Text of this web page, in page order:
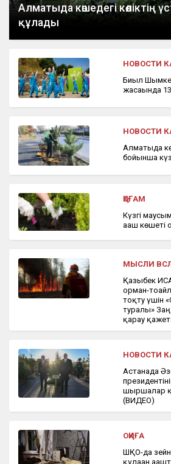
Алматыда көшедегі көліктің
құлады
НОВОСТИ
Биыл
жасағында
НОВОСТИ
Алматыда
бойынша
ҚОҒАМ
Күзгі
ағаш
МЫСЛИ
Қазыбек
орман-
тоқту үшін
туралы»
қарау
НОВОСТИ
Астанада
шыршалар
(ВИДЕО)
ОҚИҒА
ШҚО-да
құлаған